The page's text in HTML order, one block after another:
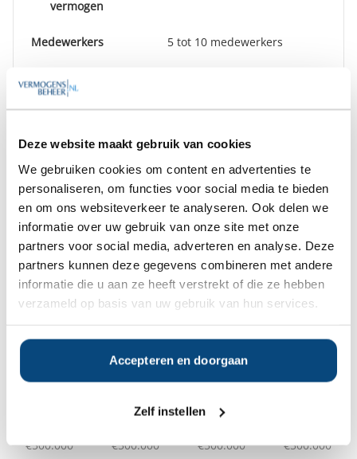
Deze website maakt gebruik van cookies
We gebruiken cookies om content en advertenties te
personaliseren, om functies voor social media te bieden
en om ons websiteverkeer te analyseren. Ook delen we
informatie over uw gebruik van onze site met onze
partners voor social media, adverteren en analyse. Deze
partners kunnen deze gegevens combineren met andere
informatie die u aan ze heeft verstrekt of die ze hebben
verzameld op basis van uw gebruik van hun services.
Accepteren en doorgaan
Zelf instellen
vermogen
Medewerkers 5 tot 10 medewerkers
Vestiging(en)
Op zoek naar de beste
vermogensbeheerder?
Bent u op zoek naar de voor u beste
vermogensbeheerder?
Vraag dan gratis en geheel vrijblijvend een
SelectieRapport aan. Per e-mail ontvangt u
een selectie van goede vermogensbeheerders die het
beste passen bij uw persoonlijke situatie, wensen en
voorkeuren.
Anderen bekeken ook:
€500.000
€500.000
€500.000
€500.000